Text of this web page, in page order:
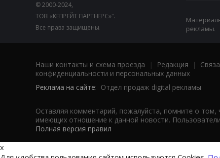
© 2000-2024,
ТОВ «КЕПРЕЙТ ПАРТНЕРС»".
Все права защищены.
рекламы.
Наши контакты и схема проезда | Редакция |
конфиденциальности и персональных данных
Реклама на сайте: Отдел продаж digital рекламы
Оставляя комментарий, пожалуйста, помните о том,
имеющих отношение к данной новости.
Полная версия правил
x